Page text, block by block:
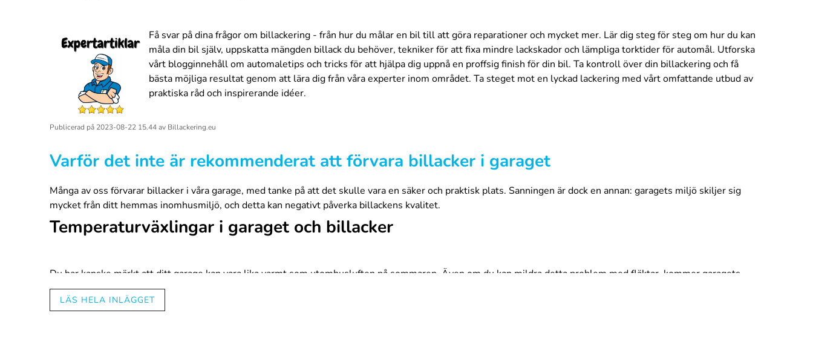
Få svar på dina frågor om billackering - från hur du målar en bil till att göra reparationer och mycket mer. Lär dig steg för steg om hur du kan
måla din bil själv, uppskatta mängden billack du behöver, tekniker för att fixa mindre lackskador och lämpliga torktider för automål. Utforska
vårt blogginnehåll om automaletips och tricks för att hjälpa dig uppnå en proffsig finish för din bil. Ta kontroll över din billackering och få
bästa möjliga resultat genom att lära dig från våra experter inom området. Ta steget mot en lyckad lackering med vårt omfattande utbud av
praktiska råd och inspirerande idéer.
Publicerad på 2023-08-22 15.44av Billackering.eu
Varför det inte är rekommenderat att förvara billacker i garaget
Många av oss förvarar billacker i våra garage, med tanke på att det skulle vara en säker och praktisk plats. Sanningen är dock en annan: garagets miljö skiljer sig
mycket från ditt hemmas inomhusmiljö, och detta kan negativt påverka billackens kvalitet.
Temperaturväxlingar i garaget och billacker
Du har kanske märkt att ditt garage kan vara lika varmt som utomhusluften på sommaren. Även om du kan mildra detta problem med fläktar, kommer garagets
temperatur aldrig att vara lika stabil som inomhus. Samma gäller under de kallare månaderna. Även om ditt garage är isolerat, är det sällan uppvärmt. Billacker är
designade för en specifik miljö, och de temperaturförändringar som sker från säsong till säsong kan ändra lackens sammansättning, även om locket är ordentligt
LÄS HELA INLÄGGET